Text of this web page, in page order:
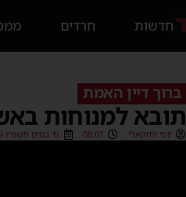
חדשות חרדים
ברוך דיין האמת
תובא למנוחות
יוסי יחזקאלי 08:01 ח׳ בסיון תשפ״ו (24/05/2026)